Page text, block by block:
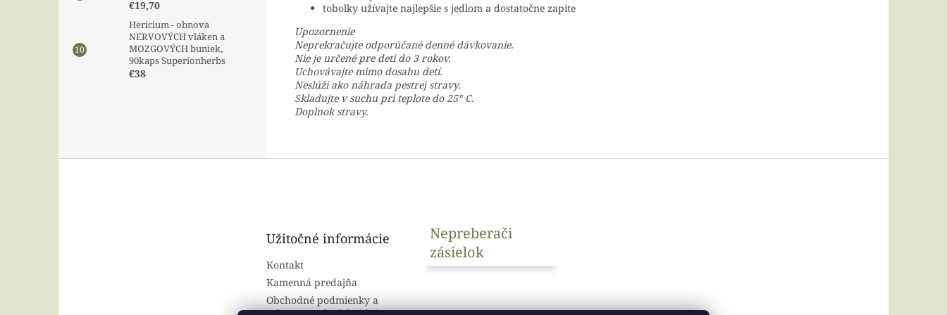
€19,70
Hericium - obnova
NERVOVÝCH vláken a
MOZGOVÝCH buniek,
90kaps Superionherbs
€38
tobolky užívajte najlepšie s jedlom a dostatočne zapite
Upozornenie
Neprekračujte odporúčané denné dávkovanie.
Nie je určené pre deti do 3 rokov.
Uchovávajte mimo dosahu detí.
Neslúži ako náhrada pestrej stravy.
Skladujte v suchu pri teplote do 25° C.
Doplnok stravy.
Užitočné informácie
Kontakt
Kamenná predajňa
Obchodné podmienky a
Nepreberači
zásielok